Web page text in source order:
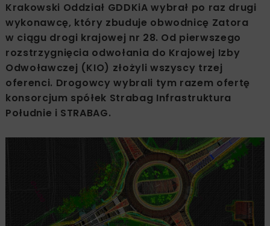
Krakowski Oddział GDDKiA wybrał po raz drugi
wykonawcę, który zbuduje obwodnicę Zatora
w ciągu drogi krajowej nr 28. Od pierwszego
rozstrzygnięcia odwołania do Krajowej Izby
Odwoławczej (KIO) złożyli wszyscy trzej
oferenci. Drogowcy wybrali tym razem ofertę
konsorcjum spółek Strabag Infrastruktura
Południe i STRABAG.